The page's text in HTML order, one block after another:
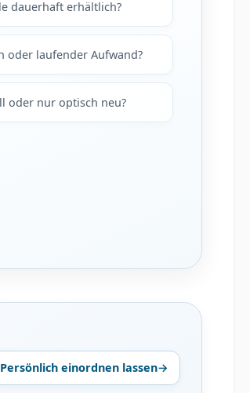
dauerhaft erhältlich?
oder laufender Aufwand?
oder nur optisch neu?
Persönlich einordnen lassen→